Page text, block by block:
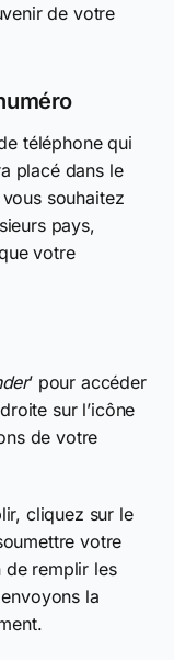
de votre
téléphone qui
placé dans le
souhaitez
pays,
votre
’ pour accéder
sur l’icône
de votre
cliquez sur le
votre
de remplir les
la